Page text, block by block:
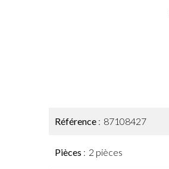
Référence 87108427
Pièces 2 pièces